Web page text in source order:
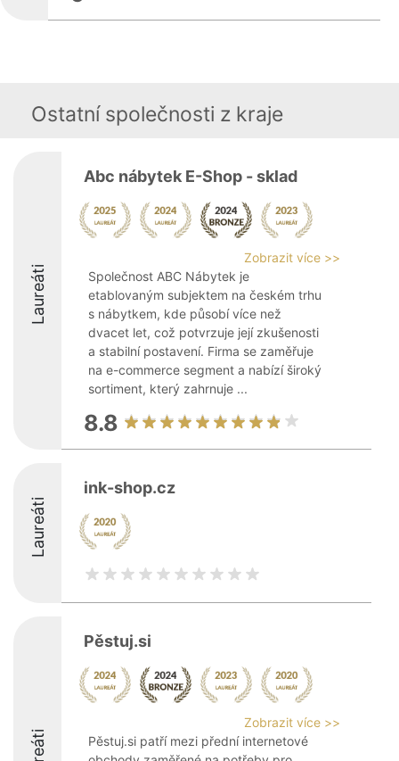
Ostatní společnosti z kraje
Laureáti
Abc nábytek E-Shop - sklad
Zobrazit více >>
Společnost ABC Nábytek je
etablovaným subjektem na českém trhu
s nábytkem, kde působí více než
dvacet let, což potvrzuje její zkušenosti
a stabilní postavení. Firma se zaměřuje
na e-commerce segment a nabízí široký
sortiment, který zahrnuje ...
8.8
Laureáti
ink-shop.cz
Pěstuj.si
Zobrazit více >>
Pěstuj.si patří mezi přední internetové